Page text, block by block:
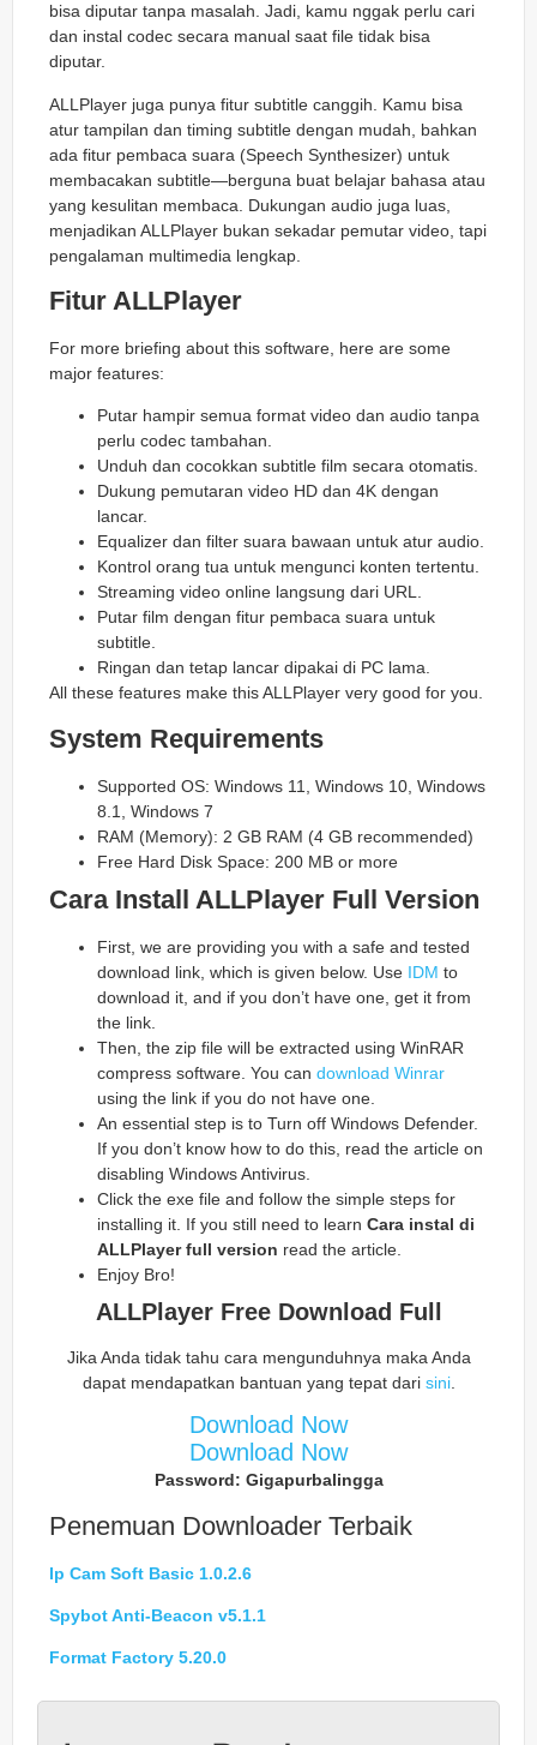
bisa diputar tanpa masalah. Jadi, kamu nggak perlu cari
dan instal codec secara manual saat file tidak bisa
diputar.
ALLPlayer juga punya fitur subtitle canggih. Kamu bisa
atur tampilan dan timing subtitle dengan mudah, bahkan
ada fitur pembaca suara (Speech Synthesizer) untuk
membacakan subtitle—berguna buat belajar bahasa atau
yang kesulitan membaca. Dukungan audio juga luas,
menjadikan ALLPlayer bukan sekadar pemutar video, tapi
pengalaman multimedia lengkap.
Fitur ALLPlayer
For more briefing about this software, here are some
major features:
Putar hampir semua format video dan audio tanpa
perlu codec tambahan.
Unduh dan cocokkan subtitle film secara otomatis.
Dukung pemutaran video HD dan 4K dengan
lancar.
Equalizer dan filter suara bawaan untuk atur audio.
Kontrol orang tua untuk mengunci konten tertentu.
Streaming video online langsung dari URL.
Putar film dengan fitur pembaca suara untuk
subtitle.
Ringan dan tetap lancar dipakai di PC lama.
All these features make this ALLPlayer very good for you.
System Requirements
Supported OS: Windows 11, Windows 10, Windows
8.1, Windows 7
RAM (Memory): 2 GB RAM (4 GB recommended)
Free Hard Disk Space: 200 MB or more
Cara Install ALLPlayer Full Version
First, we are providing you with a safe and tested
download link, which is given below. Use IDM to
download it, and if you don’t have one, get it from
the link.
Then, the zip file will be extracted using WinRAR
compress software. You can download Winrar
using the link if you do not have one.
An essential step is to Turn off Windows Defender.
If you don’t know how to do this, read the article on
disabling Windows Antivirus.
Click the exe file and follow the simple steps for
installing it. If you still need to learn Cara instal di
ALLPlayer full version read the article.
Enjoy Bro!
ALLPlayer Free Download Full
Jika Anda tidak tahu cara mengunduhnya maka Anda
dapat mendapatkan bantuan yang tepat dari sini.
Download Now
Download Now
Password: Gigapurbalingga
Penemuan Downloader Terbaik
Ip Cam Soft Basic 1.0.2.6
Spybot Anti-Beacon v5.1.1
Format Factory 5.20.0